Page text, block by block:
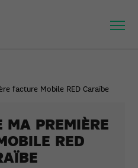
facture Mobile RED Caraïbe
MA PREMIÈRE
RED